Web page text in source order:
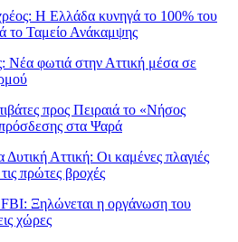
Η Ελλάδα κυνηγά το 100% του
το Ταμείο Ανάκαμψης
Νέα φωτιά στην Αττική μέσα σε
προς Πειραιά το «Νήσος
στα Ψαρά
Δυτική Αττική: Οι καμένες πλαγιές
πρώτες βροχές
Ξηλώνεται η οργάνωση του
χώρες